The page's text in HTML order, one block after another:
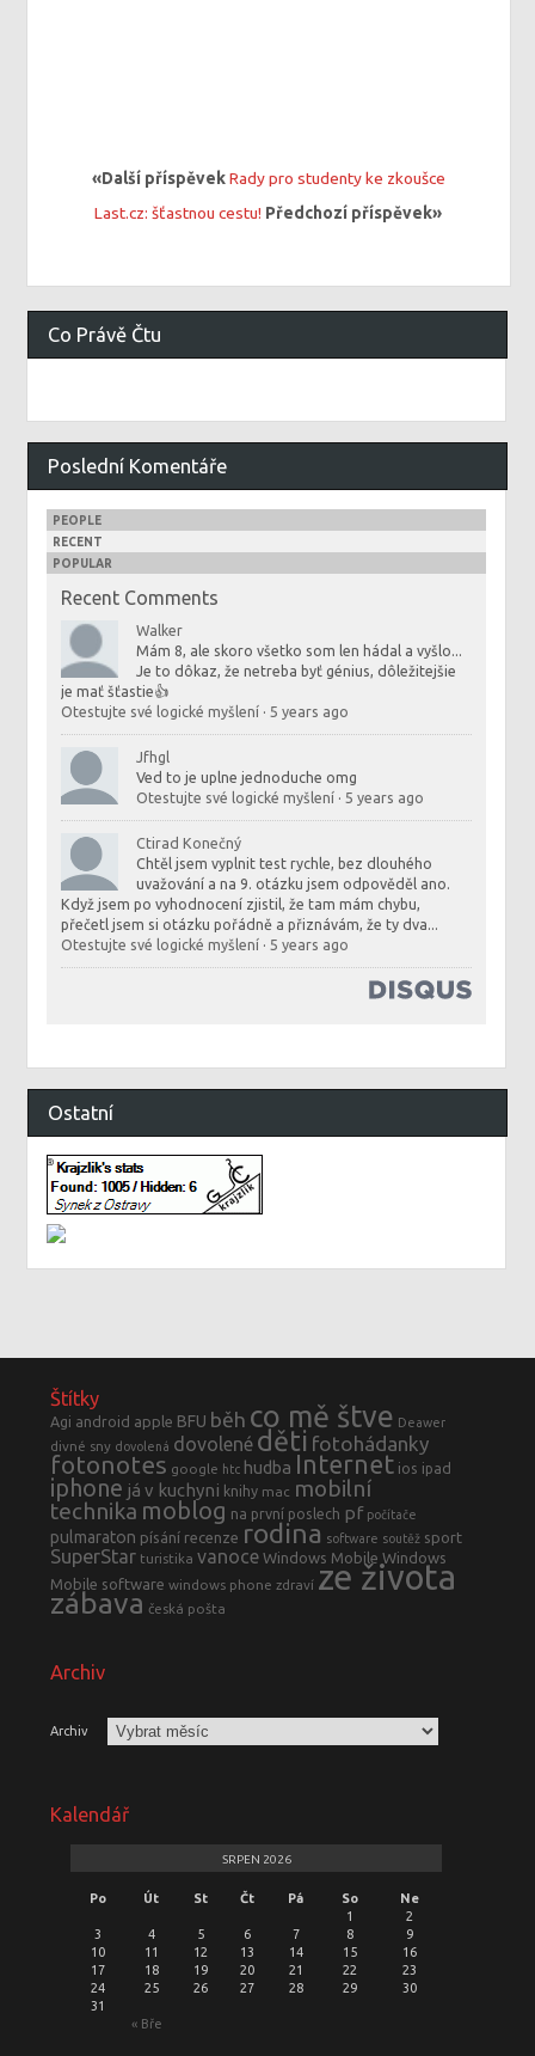
«Další příspěvekRady pro studenty ke zkoušce
Last.cz: šťastnou cestu! Předchozí příspěvek»
Co Právě Čtu
Poslední Komentáře
PEOPLE
RECENT
POPULAR
Recent Comments
Walker
Mám 8, ale skoro všetko som len hádal a vyšlo...
Je to dôkaz, že netreba byť génius, dôležitejšie
je mať šťastie👍
Otestujte své logické myšlení · 5 years ago
Jfhgl
Ved to je uplne jednoduche omg
Otestujte své logické myšlení · 5 years ago
Ctirad Konečný
Chtěl jsem vyplnit test rychle, bez dlouhého
uvažování a na 9. otázku jsem odpověděl ano.
Když jsem po vyhodnocení zjistil, že tam mám chybu,
přečetl jsem si otázku pořádně a přiznávám, že ty dva...
Otestujte své logické myšlení · 5 years ago
Ostatní
Štítky
Agi android apple BFU běh co mě štve Deawer
divné sny dovolená dovolené děti fotohádanky
fotonotes google htc hudba Internet ios ipad
iphone já v kuchyni knihy mac mobilní
technika moblog na první poslech pf počítače
pulmaraton písání recenze rodina software soutěž sport
SuperStar turistika vanoce Windows Mobile Windows
Mobile software windows phone zdraví ze života
zábava česká pošta
Archiv
Archiv
Kalendář
SRPEN 2026
Po Út St Čt Pá So Ne
« Bře
1
2
3
4 5 6 7 8
9
10
11 12 13 14 15
16
17
18 19 20 21 22
23
24
25 26 27 28 29
30
31